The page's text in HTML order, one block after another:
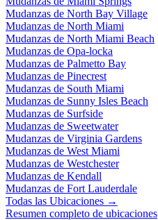
Mudanzas de North Bay Village
Mudanzas de North Miami
Mudanzas de North Miami Beach
Mudanzas de Opa-locka
Mudanzas de Palmetto Bay
Mudanzas de Pinecrest
Mudanzas de South Miami
Mudanzas de Sunny Isles Beach
Mudanzas de Surfside
Mudanzas de Sweetwater
Mudanzas de Virginia Gardens
Mudanzas de West Miami
Mudanzas de Westchester
Mudanzas de Kendall
Mudanzas de Fort Lauderdale
Todas las Ubicaciones →
Resumen completo de ubicaciones